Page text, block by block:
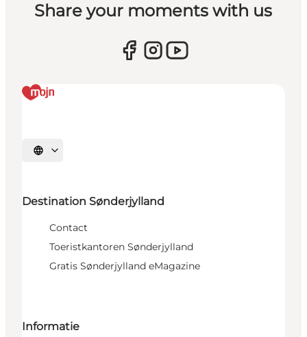
Share your moments with us
Selecteer taal
Destination Sønderjylland
Contact
Toeristkantoren Sønderjylland
Gratis Sønderjylland eMagazine
Informatie